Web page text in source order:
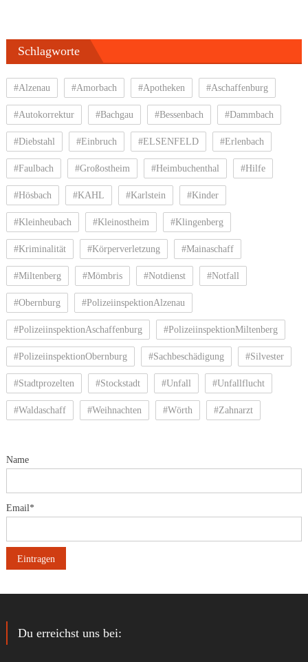
Schlagworte
#Alzenau #Amorbach #Apotheken #Aschaffenburg
#Autokorrektur #Bachgau #Bessenbach #Dammbach
#Diebstahl #Einbruch #ELSENFELD #Erlenbach
#Faulbach #Großostheim #Heimbuchenthal #Hilfe
#Hösbach #KAHL #Karlstein #Kinder
#Kleinheubach #Kleinostheim #Klingenberg
#Kriminalität #Körperverletzung #Mainaschaff
#Miltenberg #Mömbris #Notdienst #Notfall
#Obernburg #PolizeiinspektionAlzenau
#PolizeiinspektionAschaffenburg #PolizeiinspektionMiltenberg
#PolizeiinspektionObernburg #Sachbeschädigung #Silvester
#Stadtprozelten #Stockstadt #Unfall #Unfallflucht
#Waldaschaff #Weihnachten #Wörth #Zahnarzt
Name
Email*
Du erreichst uns bei: